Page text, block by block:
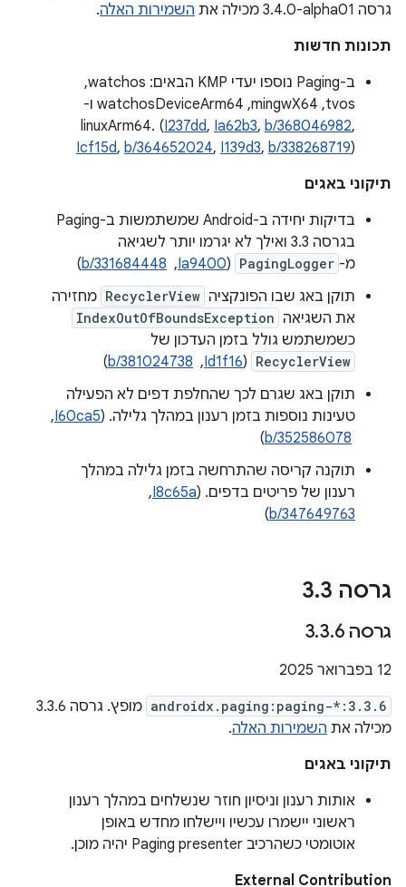
גרסה ‎3.4.0-alpha01 מכילה את
השמירות האלה.
תכונות חדשות
ב-Paging נוספו יעדי KMP הבאים: watchos,‏
tvos,‏ mingwX64,‏ watchosDeviceArm64 ו-
linuxArm64. (I237dd, Ia62b3, b/368046982,
Icf15d, b/364652024, I139d3, b/338268719)
תיקוני באגים
בדיקות יחידה ב-Android שמשתמשות ב-Paging
בגרסה 3.3 ואילך לא יגרמו יותר לשגיאה
מ- PagingLogger
(
Ia9400
, ‏
b/331684448
)
תוקן באג שבו הפונקציה RecyclerView מחזירה
את השגיאה IndexOutOfBoundsException
כשמשתמש גולל בזמן העדכון של
RecyclerView
(
Id1f16
, ‏
b/381024738
)
תוקן באג שגרם לכך שהחלפת דפים לא הפעילה
טעינות נוספות בזמן רענון במהלך גלילה. ‫( I60ca5
,
b/352586078
)
תוקנה קריסה שהתרחשה בזמן גלילה במהלך
רענון של פריטים בדפים. ‫( I8c65a
, ‏
b/347649763
)
גרסה 3 .3
גרסה 3 .3.6
‫12 בפברואר 2025
androidx.paging:paging-*:3.3.6
מופץ. גרסה 3.3.6
מכילה את השמירות האלה.
תיקוני באגים
אותות רענון וניסיון חוזר שנשלחים במהלך רענון
ראשוני יישמרו עכשיו ויישלחו מחדש באופן
אוטומטי כשהרכיב Paging presenter יהיה מוכן.
External Contribution